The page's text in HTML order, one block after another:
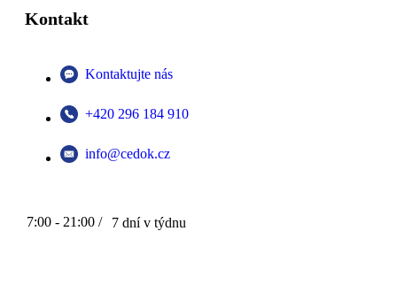
Kontakt
Kontaktujte nás
+420 296 184 910
info@cedok.cz
7:00 - 21:00 / 7 dní v týdnu